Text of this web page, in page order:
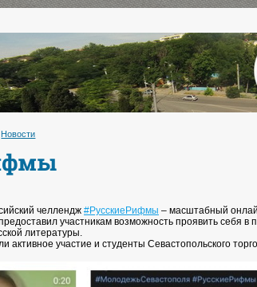
Новости
челлендж #РусскиеРифмы – масштабный
участникам возможность проявить себя
литературы.
участие и студенты Севастопольского